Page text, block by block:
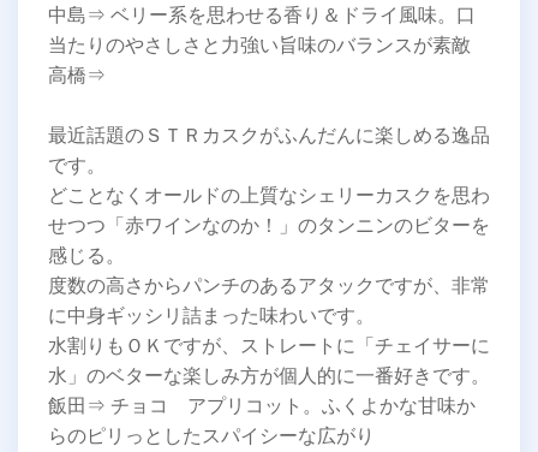
中島⇒ ベリー系を思わせる香り＆ドライ風味。口
当たりのやさしさと力強い旨味のバランスが素敵
高橋⇒
最近話題のＳＴＲカスクがふんだんに楽しめる逸品
です。
どことなくオールドの上質なシェリーカスクを思わ
せつつ「赤ワインなのか！」のタンニンのビターを
感じる。
度数の高さからパンチのあるアタックですが、非常
に中身ギッシリ詰まった味わいです。
水割りもＯＫですが、ストレートに「チェイサーに
水」のベターな楽しみ方が個人的に一番好きです。
飯田⇒ チョコ アプリコット。ふくよかな甘味か
らのピリっとしたスパイシーな広がり